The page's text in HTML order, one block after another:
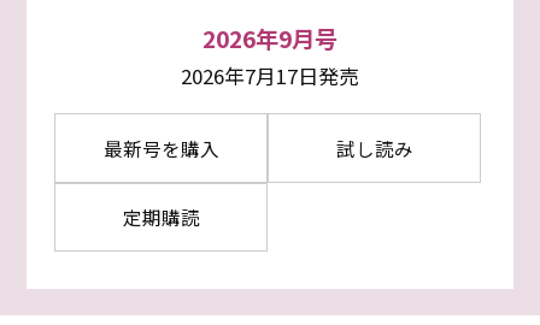
2026年9月号
2026年7月17日発売
最新号を購入 試し読み
定期購読